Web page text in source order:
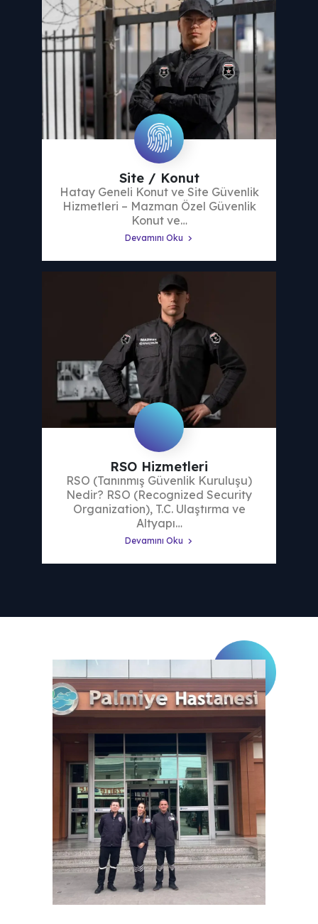
Site / Konut
Hatay Geneli Konut ve Site Güvenlik
Hizmetleri – Mazman Özel Güvenlik
Konut ve…
Devamını Oku
RSO Hizmetleri
RSO (Tanınmış Güvenlik Kuruluşu)
Nedir? RSO (Recognized Security
Organization), T.C. Ulaştırma ve
Altyapı…
Devamını Oku